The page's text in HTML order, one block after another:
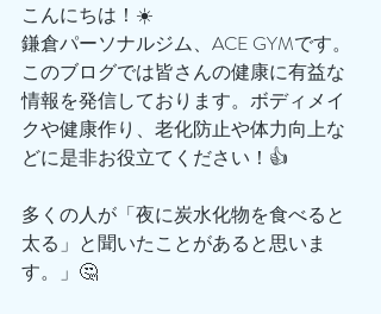
こんにちは！☀️
鎌倉パーソナルジム、ACE GYMです。
このブログでは皆さんの健康に有益な
情報を発信しております。ボディメイ
クや健康作り、老化防止や体力向上な
どに是非お役立てください！👍
多くの人が「夜に炭水化物を食べると
太る」と聞いたことがあると思いま
す。」🤔